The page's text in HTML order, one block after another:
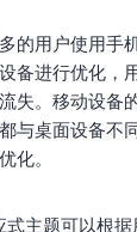
的用户使用手
备进行优化，
失。移动设备
与桌面设备不
化。
式主题可以根